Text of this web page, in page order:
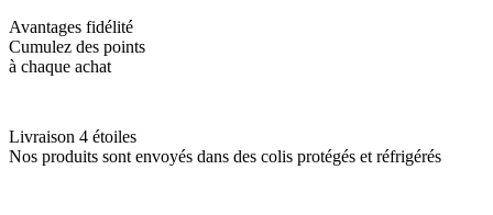
Avantages fidélité
Cumulez des points
à chaque achat
Livraison 4 étoiles
Nos produits sont envoyés dans des colis protégés et réfrigérés